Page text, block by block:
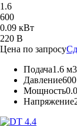
1.6
600
0.09 кВт
220 В
Цена по запросу
Подача1.6
Давление
Мощность
Напряжение